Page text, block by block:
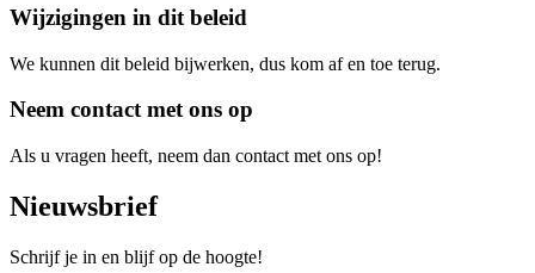
Wijzigingen in dit beleid
We kunnen dit beleid bijwerken, dus kom af en toe terug.
Neem contact met ons op
Als u vragen heeft, neem dan contact met ons op!
Nieuwsbrief
Schrijf je in en blijf op de hoogte!